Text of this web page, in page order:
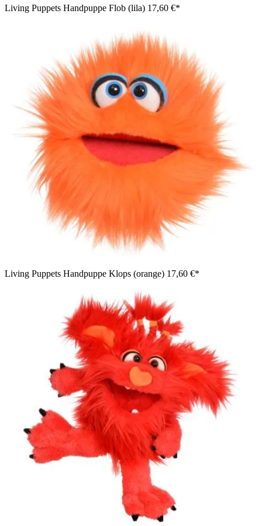
Living Puppets Handpuppe Flob (lila) 17,60 €*
Living Puppets Handpuppe Klops (orange) 17,60 €*